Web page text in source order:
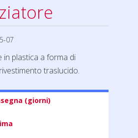
07
in plastica a forma di
traslucido.
(giorni)